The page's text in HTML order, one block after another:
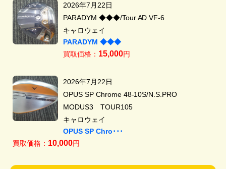
2026年7月22日
PARADYM ◆◆◆/Tour AD VF-6
キャロウェイ
PARADYM ◆◆◆
買取価格： 15,000円
2026年7月22日
OPUS SP Chrome 48-10S/N.S.PRO
MODUS3 TOUR105
キャロウェイ
OPUS SP Chro･･･
買取価格： 10,000円